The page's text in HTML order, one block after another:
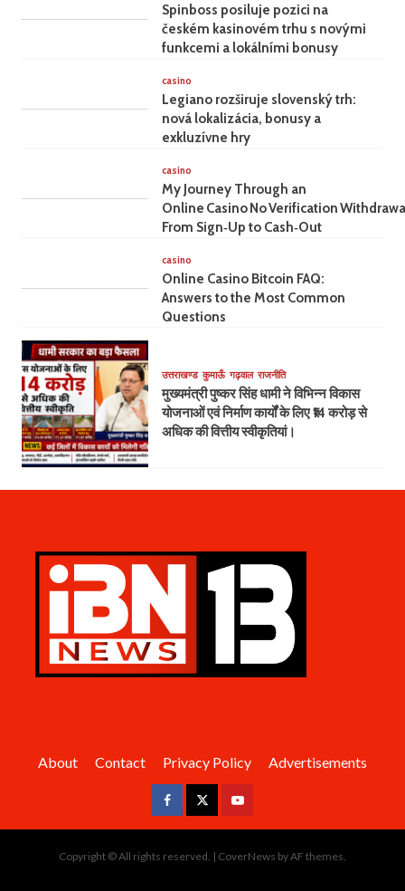
Spinboss posiluje pozici na
českém kasinovém trhu s novými
funkcemi a lokálními bonusy
casino
Legiano rozširuje slovenský trh:
nová lokalizácia, bonusy a
exkluzívne hry
casino
My Journey Through an
Online Casino No Verification
From Sign‑Up to Cash‑Out
casino
Online Casino Bitcoin FAQ:
Answers to the Most Common
Questions
उत्तराखण्ड कुमाऊँ गढ़वाल राजनीति
मुख्यमंत्री पुष्कर सिंह धामी ने विभिन्न विकास
योजनाओं एवं निर्माण कार्यों के लिए ₹14 करोड़ से
अधिक की वित्तीय स्वीकृतियां।
About Contact Privacy Policy Advertisements
FacebookTwitterYoutube
Copyright © All rights reserved. | CoverNews by AF themes.